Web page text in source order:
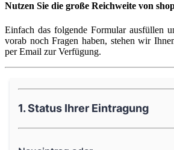
Nutzen Sie die große Reichweite von
Einfach das folgende Formular ausfüllen
vorab noch Fragen haben, stehen wir
per Email zur Verfügung.